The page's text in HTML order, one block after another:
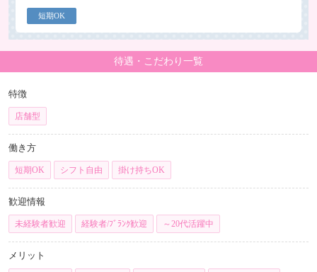
短期OK
待遇・こだわり一覧
特徴
店舗型
働き方
短期OK シフト自由 掛け持ちOK
歓迎情報
未経験者歓迎 経験者/ﾌﾞﾗﾝｸ歓迎 ～20代活躍中
メリット